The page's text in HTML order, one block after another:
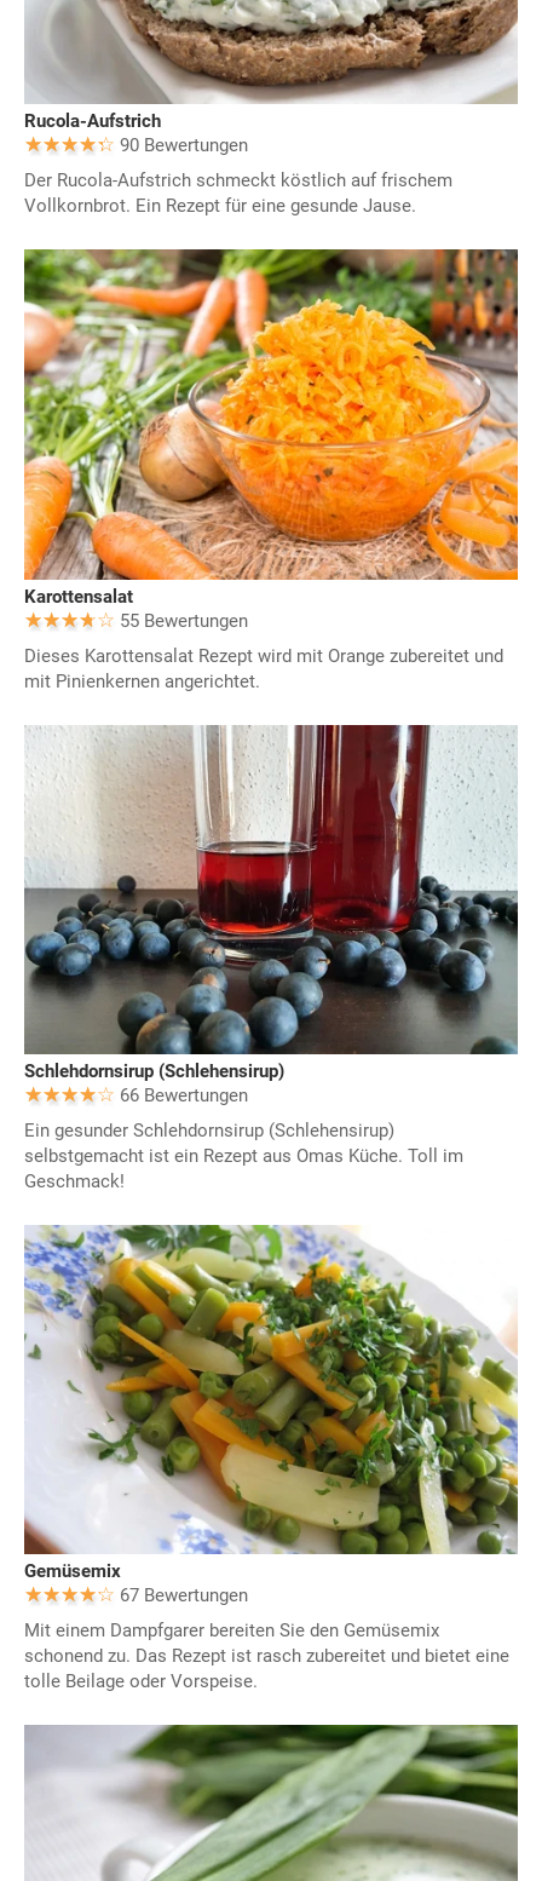
Rucola-Aufstrich
90 Bewertungen
Der Rucola-Aufstrich schmeckt köstlich auf frischem
Vollkornbrot. Ein Rezept für eine gesunde Jause.
Karottensalat
55 Bewertungen
Dieses Karottensalat Rezept wird mit Orange zubereitet und
mit Pinienkernen angerichtet.
Schlehdornsirup (Schlehensirup)
66 Bewertungen
Ein gesunder Schlehdornsirup (Schlehensirup)
selbstgemacht ist ein Rezept aus Omas Küche. Toll im
Geschmack!
Gemüsemix
67 Bewertungen
Mit einem Dampfgarer bereiten Sie den Gemüsemix
schonend zu. Das Rezept ist rasch zubereitet und bietet eine
tolle Beilage oder Vorspeise.